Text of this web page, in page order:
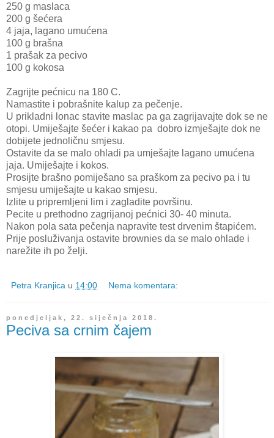
250 g maslaca
200 g šećera
4 jaja, lagano umućena
100 g brašna
1 prašak za pecivo
100 g kokosa
Zagrijte pećnicu na 180 C.
Namastite i pobrašnite kalup za pečenje.
U prikladni lonac stavite maslac pa ga zagrijavajte dok se ne
otopi. Umiješajte šećer i kakao pa dobro izmješajte dok ne
dobijete jednoličnu smjesu.
Ostavite da se malo ohladi pa umješajte lagano umućena
jaja. Umiješajte i kokos.
Prosijte brašno pomiješano sa praškom za pecivo pa i tu
smjesu umiješajte u kakao smjesu.
Izlite u pripremljeni lim i zagladite površinu.
Pecite u prethodno zagrijanoj pećnici 30- 40 minuta.
Nakon pola sata pečenja napravite test drvenim štapićem.
Prije posluživanja ostavite brownies da se malo ohlade i
narežite ih po želji.
Petra Kranjica u 14:00 Nema komentara:
ponedjeljak, 22. siječnja 2018.
Peciva sa crnim čajem